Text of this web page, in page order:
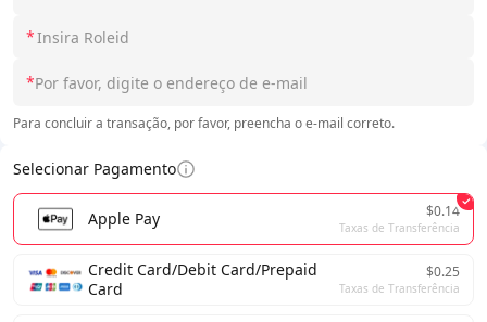
*
*
Para concluir a transação, por favor, preencha o e-mail correto.
Selecionar Pagamento
Apple Pay $0.14
Taxas de Transferência
Credit Card/Debit Card/Prepaid
Card
$0.25
Taxas de Transferência